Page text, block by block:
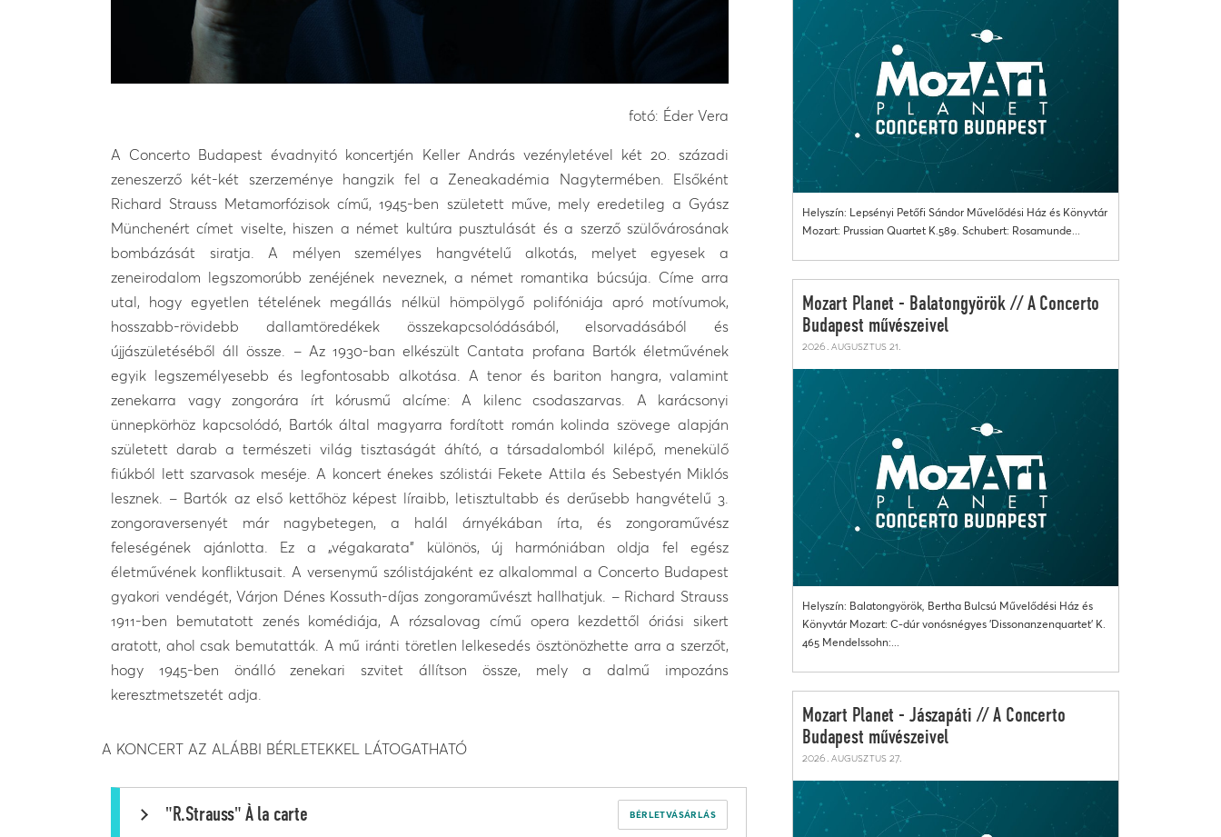
fotó: Éder Vera
A Concerto Budapest évadnyitó koncertjén Keller András vezényletével két 20. századi
zeneszerző két-két szerzeménye hangzik fel a Zeneakadémia Nagytermében. Elsőként
Richard Strauss Metamorfózisok című, 1945-ben született műve, mely eredetileg a Gyász
Münchenért címet viselte, hiszen a német kultúra pusztulását és a szerző szülővárosának
bombázását siratja. A mélyen személyes hangvételű alkotás, melyet egyesek a
zeneirodalom legszomorúbb zenéjének neveznek, a német romantika búcsúja. Címe arra
utal, hogy egyetlen tételének megállás nélkül hömpölygő polifóniája apró motívumok,
hosszabb-rövidebb dallamtöredékek összekapcsolódásából, elsorvadásából és
újjászületéséből áll össze. – Az 1930-ban elkészült Cantata profana Bartók életművének
egyik legszemélyesebb és legfontosabb alkotása. A tenor és bariton hangra, valamint
zenekarra vagy zongorára írt kórusmű alcíme: A kilenc csodaszarvas. A karácsonyi
ünnepkörhöz kapcsolódó, Bartók által magyarra fordított román kolinda szövege alapján
született darab a természeti világ tisztaságát áhító, a társadalomból kilépő, menekülő
fiúkból lett szarvasok meséje. A koncert énekes szólistái Fekete Attila és Sebestyén Miklós
lesznek. – Bartók az első kettőhöz képest líraibb, letisztultabb és derűsebb hangvételű 3.
zongoraversenyét már nagybetegen, a halál árnyékában írta, és zongoraművész
feleségének ajánlotta. Ez a „végakarata” különös, új harmóniában oldja fel egész
életművének konfliktusait. A versenymű szólistájaként ez alkalommal a Concerto Budapest
gyakori vendégét, Várjon Dénes Kossuth-díjas zongoraművészt hallhatjuk. – Richard Strauss
1911-ben bemutatott zenés komédiája, A rózsalovag című opera kezdettől óriási sikert
aratott, ahol csak bemutatták. A mű iránti töretlen lelkesedés ösztönözhette arra a szerzőt,
hogy 1945-ben önálló zenekari szvitet állítson össze, mely a dalmű impozáns
keresztmetszetét adja.
A KONCERT AZ ALÁBBI BÉRLETEKKEL LÁTOGATHATÓ
BÉRLETVÁSÁRLÁS
"R.Strauss" À la carte
Helyszín: Lepsényi Petőfi Sándor Művelődési Ház és Könyvtár
Mozart: Prussian Quartet K.589. Schubert: Rosamunde...
Mozart Planet - Balatongyörök // A Concerto
Budapest művészeivel
2026. augusztus 21.
Helyszín: Balatongyörök, Bertha Bulcsú Művelődési Ház és
Könyvtár Mozart: C-dúr vonósnégyes 'Dissonanzenquartet' K.
465 Mendelssohn:...
Mozart Planet - Jászapáti // A Concerto
Budapest művészeivel
2026. augusztus 27.